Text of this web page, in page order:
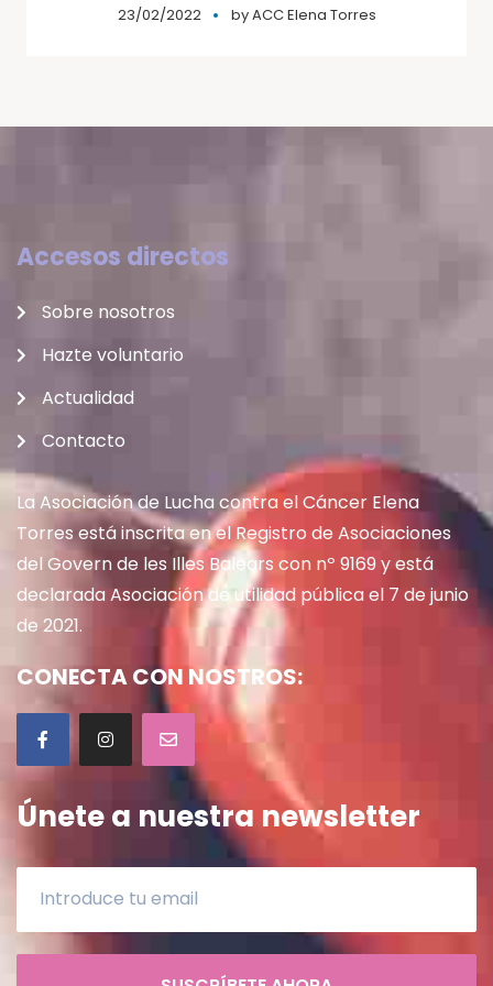
23/02/2022 byACC Elena Torres
Accesos directos
Sobre nosotros
Hazte voluntario
Actualidad
Contacto
La Asociación de Lucha contra el Cáncer Elena
Torres está inscrita en el Registro de Asociaciones
del Govern de les Illes Balears con nº 9169 y está
declarada Asociación de utilidad pública el 7 de junio
de 2021.
CONECTA CON NOSTROS:
Únete a nuestra newsletter